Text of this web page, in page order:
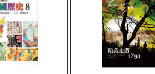
生活百科 Living & Social Life
流行讀物 Popular Book
幽默小品 Humour & Entertainment
文學傳記 Literature & Biography